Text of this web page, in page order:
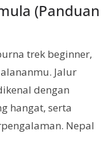
(Panduan
trek beginner,
Jalur
dengan
hangat, serta
Nepal